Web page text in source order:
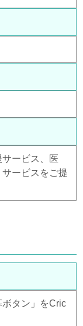
ービス、医
ービスをご提
タン」をCric